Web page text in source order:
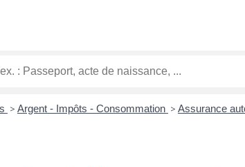
> Argent - Impôts - Consommation > Assurance